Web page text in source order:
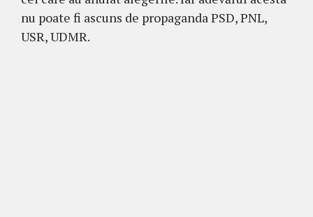
nu poate fi ascuns de propaganda PSD, PNL,
USR, UDMR.